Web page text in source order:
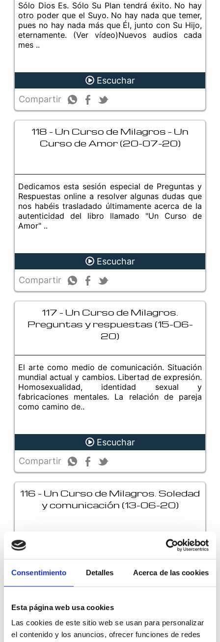
Consentimiento Detalles Acerca de las cookies
Esta página web usa cookies
Las cookies de este sitio web se usan para personalizar
el contenido y los anuncios, ofrecer funciones de redes
Sólo Dios Es. Sólo Su Plan tendrá éxito. No hay
otro poder que el Suyo. No hay nada que temer,
pues no hay nada más que Él, junto con Su Hijo,
eternamente. (Ver vídeo)Nuevos audios cada
mes ..
Escuchar
Compartir
118 - Un Curso de Milagros - Un
Curso de Amor (20-07-20)
Dedicamos esta sesión especial de Preguntas y
Respuestas online a resolver algunas dudas que
nos habéis trasladado últimamente acerca de la
autenticidad del libro llamado "Un Curso de
Amor" ..
Escuchar
Compartir
117 - Un Curso de Milagros.
Preguntas y respuestas (15-06-
20)
El arte como medio de comunicación. Situación
mundial actual y cambios. Libertad de expresión.
Homosexualidad, identidad sexual y
fabricaciones mentales. La relación de pareja
como camino de..
Escuchar
Compartir
116 - Un Curso de Milagros. Soledad
y comunicación (13-06-20)
Es algo habitual que los estudiantes de Un Curso
de Milagros comiencen a encontrar ciertas
dificultades en la comunicación con su entorno
según van progresando en su aprendizaje. Esto
puede ..
Escuchar